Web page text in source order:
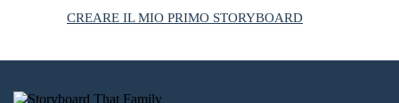
CREARE IL MIO PRIMO STORYBOARD